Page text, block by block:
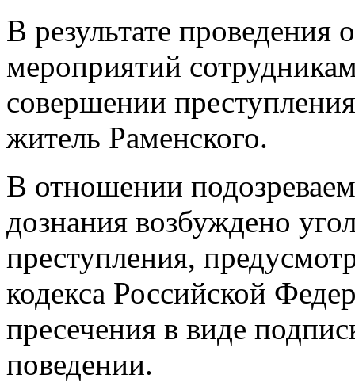
В результате проведения
мероприятий
совершении
житель Раменского.
В отношении
дознания возбуждено
преступления,
кодекса Российской
пресечения в виде
поведении.